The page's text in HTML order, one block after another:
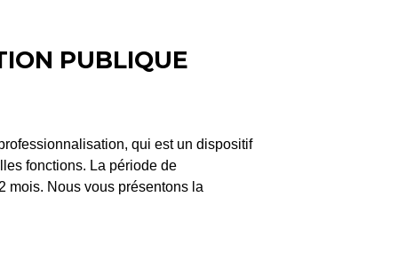
PUBLIQUE
qui est un dispositif
fonctions. La période de
mois. Nous vous présentons la